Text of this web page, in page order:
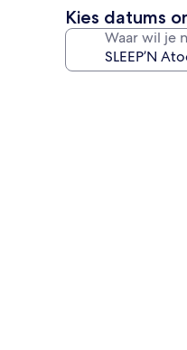
Kies datums
Waar wil je